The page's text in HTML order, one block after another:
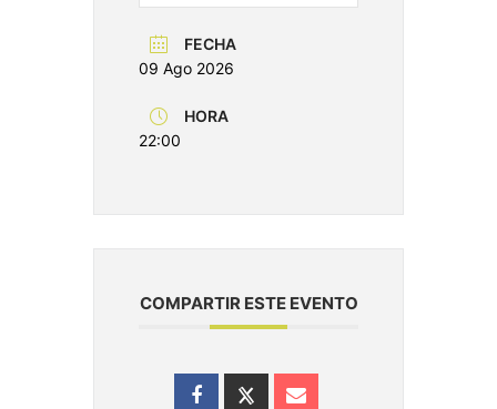
FECHA
09 Ago 2026
HORA
22:00
COMPARTIR ESTE EVENTO